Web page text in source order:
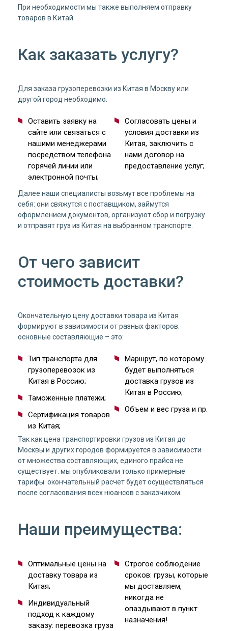
При необходимости мы также выполняем отправку
товаров в Китай.
Как заказать услугу?
Для заказа грузоперевозки из Китая в Москву или
другой город необходимо:
Оставить заявку на
сайте или связаться с
нашими менеджерами
посредством телефона
горячей линии или
электронной почты;
Согласовать цены и
условия доставки из
Китая, заключить с
нами договор на
предоставление услуг;
Далее наши специалисты возьмут все проблемы на
себя: они свяжутся с поставщиком, займутся
оформлением документов, организуют сбор и погрузку
и отправят груз из Китая на выбранном транспорте.
От чего зависит
стоимость доставки?
Окончательную цену доставки товара из Китая
формируют в зависимости от разных факторов.
основные составляющие – это:
Тип транспорта для
грузоперевозок из
Китая в Россию;
Таможенные платежи;
Сертификация товаров
из Китая;
Маршрут, по которому
будет выполняться
доставка грузов из
Китая в Россию;
Объем и вес груза и пр.
Так как цена транспортировки грузов из Китая до
Москвы и других городов формируется в зависимости
от множества составляющих, единого прайса не
существует. мы опубликовали только примерные
тарифы. окончательный расчет будет осуществляться
после согласования всех нюансов с заказчиком.
Наши преимущества:
Оптимальные цены на
доставку товара из
Китая;
Индивидуальный
подход к каждому
заказу: перевозка груза
Строгое соблюдение
сроков: грузы, которые
мы доставляем,
никогда не
опаздывают в пункт
назначения!